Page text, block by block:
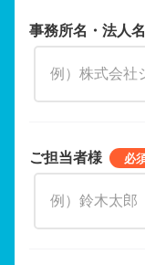
事務所名・法人名
ご担当者様